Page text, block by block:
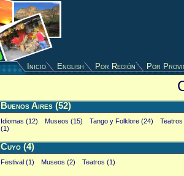
Inicio English Por Región Por
Buenos Aires (52)
Idiomas (12) Museos (15) Tango y Folklore (24)
Teatros
(1)
Cuyo (4)
Festival (1) Museos (2) Teatros (1)